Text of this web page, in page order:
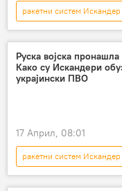
ракетни систем Искандер
Русија
Русија –
вежбе
Руска војска пронашла
Како су Искандери
украјински ПВО
17 Април, 08:01
ракетни систем Искандер
Специјална операција у